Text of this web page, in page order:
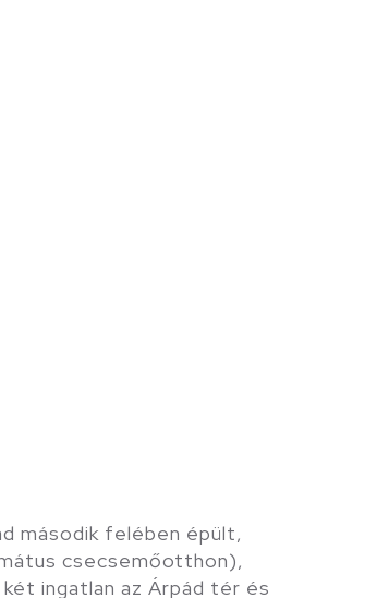
második felében épült,
csecsemőotthon),
ingatlan az Árpád tér és